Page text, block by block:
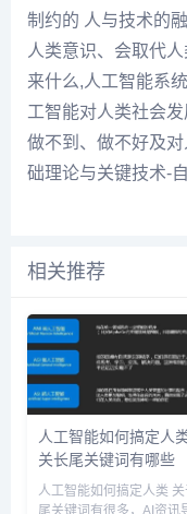
制约的 人与技术的
人类意识、会取代
来什么,人工智能系
工智能对人类社会
做不到、做不好及
础理论与关键技术-
相关推荐
人工智能如何搞定人
关长尾关键词有哪些
人工智能如何搞定人类 关于长
尾关键词有很多，AI资讯